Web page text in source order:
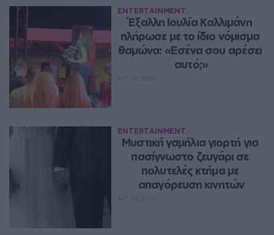
ENTERTAINMENT
Έξαλλη Ιουλία Καλλιμάνη
πλήρωσε με το ίδιο νόμισμα
θαμώνα: «Εσένα σου αρέσει
αυτό;»
ENTERTAINMENT
Μυστική γαμήλια γιορτή για
πασίγνωστο ζευγάρι σε
πολυτελές κτήμα με
απαγόρευση κινητών